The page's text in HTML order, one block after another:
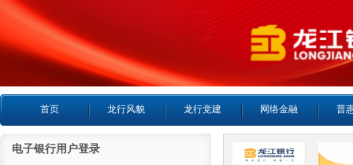
首页 龙行风貌 龙行党建 网络金融 普
电子银行用户登录